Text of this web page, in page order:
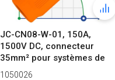
JC-CN08-W-01, 150A,
1500V DC, connecteur
35mm² pour systèmes de
stockage d'én...
1050026